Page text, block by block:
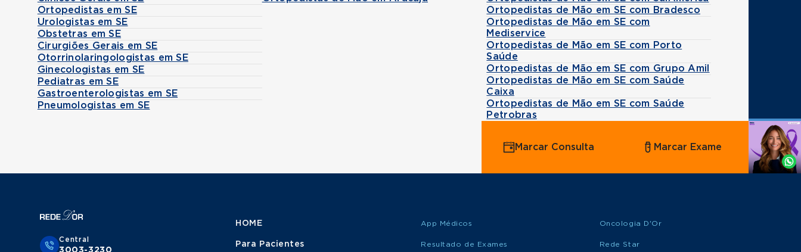
Ortopedistas em SE
Urologistas em SE
Obstetras em SE
Cirurgiões Gerais em SE
Otorrinolaringologistas em SE
Ginecologistas em SE
Pediatras em SE
Gastroenterologistas em SE
Pneumologistas em SE
Ortopedistas de Mão em SE com Bradesco
Ortopedistas de Mão em SE com
Mediservice
Ortopedistas de Mão em SE com Porto
Saúde
Ortopedistas de Mão em SE com Grupo Amil
Ortopedistas de Mão em SE com Saúde
Caixa
Ortopedistas de Mão em SE com Saúde
Petrobras
Agende
Whatsapp
Marcar Consulta Marcar Exame
Central
3003-3230
HOME
Para Pacientes
App Médicos
Resultado de Exames
Oncologia D'Or
Rede Star